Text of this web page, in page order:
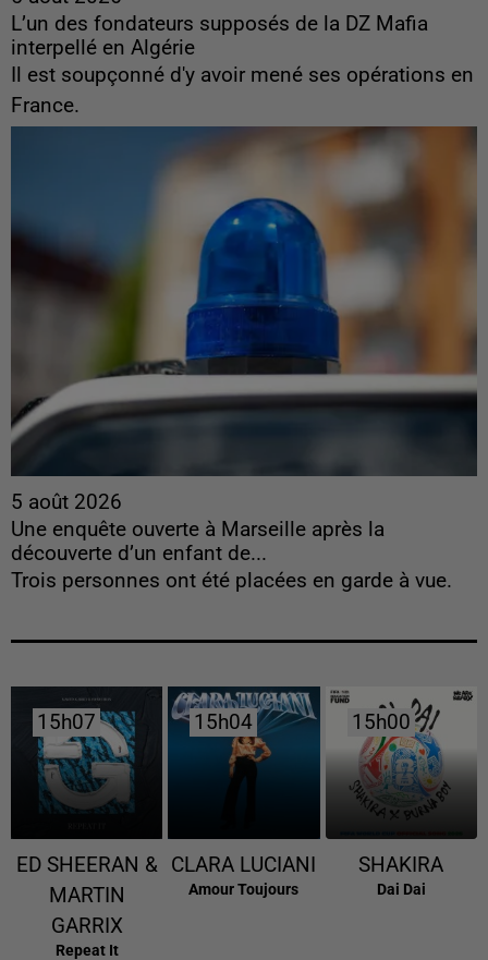
L’un des fondateurs supposés de la DZ Mafia
interpellé en Algérie
Il est soupçonné d'y avoir mené ses opérations en
France.
5 août 2026
Une enquête ouverte à Marseille après la
découverte d’un enfant de...
Trois personnes ont été placées en garde à vue.
15h07
15h07
ED SHEERAN &
MARTIN
GARRIX
Repeat It
15h04
15h04
CLARA LUCIANI
Amour Toujours
15h00
15h00
SHAKIRA
Dai Dai